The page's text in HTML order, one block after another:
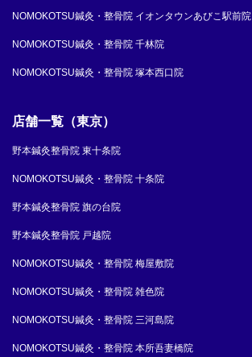
NOMOKOTSU鍼灸・整骨院 イオンタウンあびこ駅前院
NOMOKOTSU鍼灸・整骨院 千林院
NOMOKOTSU鍼灸・整骨院 塚本西口院
店舗一覧（東京）
野本鍼灸整骨院 東十条院
NOMOKOTSU鍼灸・整骨院 十条院
野本鍼灸整骨院 旗の台院
野本鍼灸整骨院 戸越院
NOMOKOTSU鍼灸・整骨院 梅屋敷院
NOMOKOTSU鍼灸・整骨院 雑色院
NOMOKOTSU鍼灸・整骨院 三河島院
NOMOKOTSU鍼灸・整骨院 本所吾妻橋院